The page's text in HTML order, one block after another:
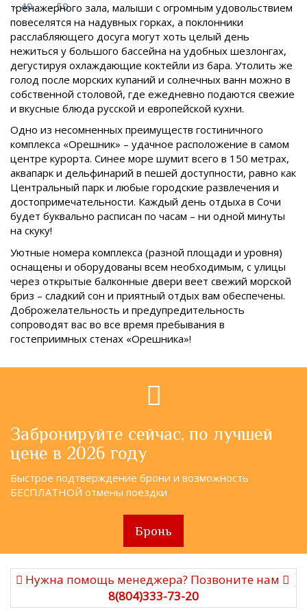
тренажерного зала, малыши с огромным удовольствием
повеселятся на надувных горках, а поклонники
расслабляющего досуга могут хоть целый день
нежиться у большого бассейна на удобных шезлонгах,
дегустируя охлаждающие коктейли из бара. Утолить же
голод после морских купаний и солнечных ванн можно в
собственной столовой, где ежедневно подаются свежие
и вкусные блюда русской и европейской кухни.
Одно из несомненных преимуществ гостиничного
комплекса «Орешник» – удачное расположение в самом
центре курорта. Синее море шумит всего в 150 метрах,
аквапарк и дельфинарий в пешей доступности, равно как
Центральный парк и любые городские развлечения и
достопримечательности. Каждый день отдыха в Сочи
будет буквально расписан по часам – ни одной минуты
на скуку!
Уютные номера комплекса (разной площади и уровня)
оснащены и оборудованы всем необходимым, с улицы
через открытые балконные двери веет свежий морской
бриз – сладкий сон и приятный отдых вам обеспечены.
Доброжелательность и предупредительность
сопроводят вас во все время пребывания в
гостеприимных стенах «Орешника»!
Забронируйте сейчас, по лучшей
цене в 2026 году
Быстрое подтверждение брони и возможность
БЕСПЛАТНОЙ отмены поездки
Бронь
Нужна помощь менеджера? Позвоните нам
8(804)333-73-20